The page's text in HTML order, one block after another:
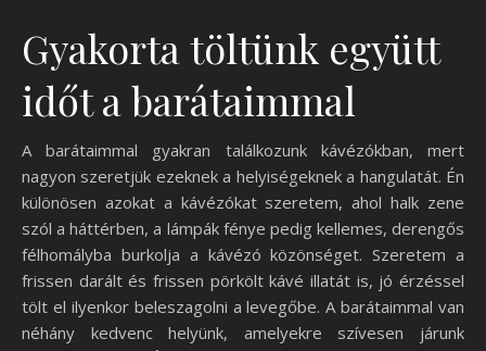
Gyakorta töltünk együtt
időt a barátaimmal
A barátaimmal gyakran találkozunk kávézókban, mert
nagyon szeretjük ezeknek a helyiségeknek a hangulatát. Én
különösen azokat a kávézókat szeretem, ahol halk zene
szól a háttérben, a lámpák fénye pedig kellemes, derengős
félhomályba burkolja a kávézó közönséget. Szeretem a
frissen darált és frissen pörkölt kávé illatát is, jó érzéssel
tölt el ilyenkor beleszagolni a levegőbe. A barátaimmal van
néhány kedvenc helyünk, amelyekre szívesen járunk